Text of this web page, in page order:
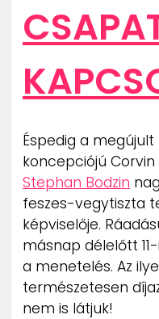
Éspedig a megújult
koncepciójú
Stephan Bodzin
feszes-vegytiszta
képviselője.
másnap délelőtt
a menetelés. Az
természetesen
nem is látjuk!